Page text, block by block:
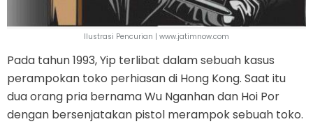
Ilustrasi Pencurian | www.jatimnow.com
Pada tahun 1993, Yip terlibat dalam sebuah kasus
perampokan toko perhiasan di Hong Kong. Saat itu
dua orang pria bernama Wu Nganhan dan Hoi Por
dengan bersenjatakan pistol merampok sebuah toko.